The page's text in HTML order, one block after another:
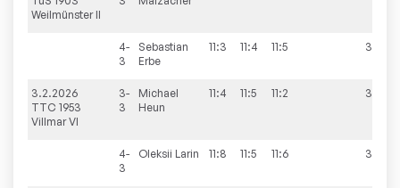
Weilmünster II
4-
3
Sebastian
Erbe
11:3 11:4 11:5 3:0
3.2.2026
TTC 1953
Villmar VI
3-
3
Michael
Heun
11:4 11:5 11:2 3:0
4-
3
Oleksii Larin 11:8 11:5 11:6 3:0